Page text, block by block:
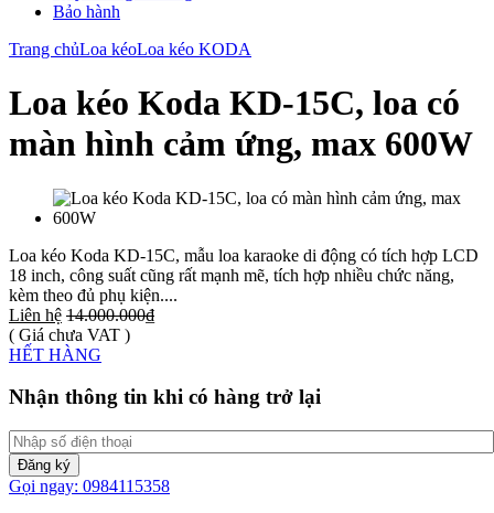
Bảo hành
Trang chủLoa kéoLoa kéo KODA
Loa kéo Koda KD-15C, loa có
màn hình cảm ứng, max 600W
Loa kéo Koda KD-15C, mẫu loa karaoke di động có tích hợp LCD
18 inch, công suất cũng rất mạnh mẽ, tích hợp nhiều chức năng,
kèm theo đủ phụ kiện....
Liên hệ 14.000.000₫
( Giá chưa VAT )
HẾT HÀNG
Nhận thông tin khi có hàng trở lại
Đăng ký
Gọi ngay: 0984115358